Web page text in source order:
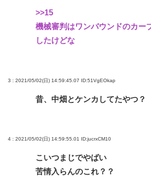
パチ●コ中毒者の99%はアニメに興
ってる台の原作も知らないという
>>15
機械審判はワンバウンドのカー
したけどな
3 : 2021/05/02(日) 14:59:45.07 ID:51VgEOkap
昔、中畑とケンカしてたやつ？
4 : 2021/05/02(日) 14:59:55.01 ID:jucrxCM10
こいつまじでやばい
苦情入らんのこれ？？